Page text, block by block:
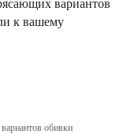
вариантов
к вашему
обивки